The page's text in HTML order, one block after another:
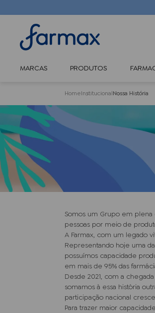
MARCAS PRODUTOS
HomeInstitucionalNossa História
Somos um Grupo em
pessoas por meio de
A Farmax, com um legado
Representando hoje uma
possuímos capacidade
em mais de 95% das
Desde 2021, com a
somamos à essa história
participação nacional
Para trazer maior